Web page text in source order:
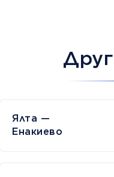
Ялта —
Енакиево